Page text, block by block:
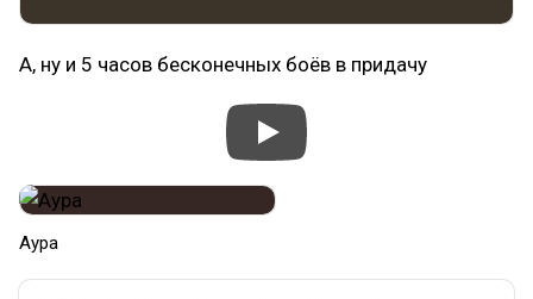
А, ну и 5 часов бесконечных боёв в придачу
Аура